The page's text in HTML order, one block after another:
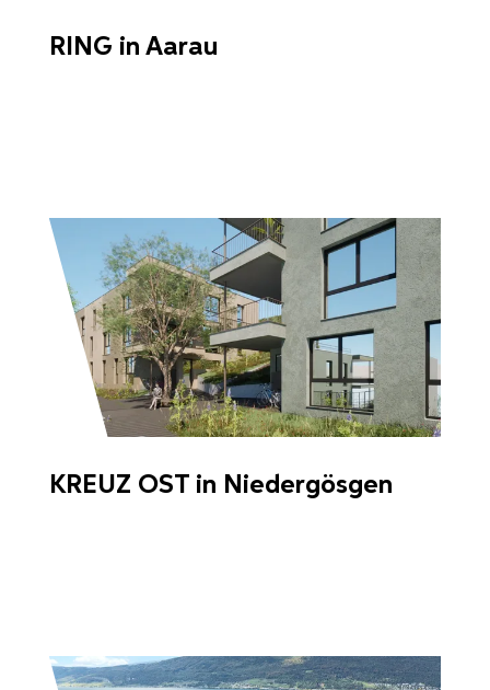
RING in Aarau
KREUZ OST in Niedergösgen